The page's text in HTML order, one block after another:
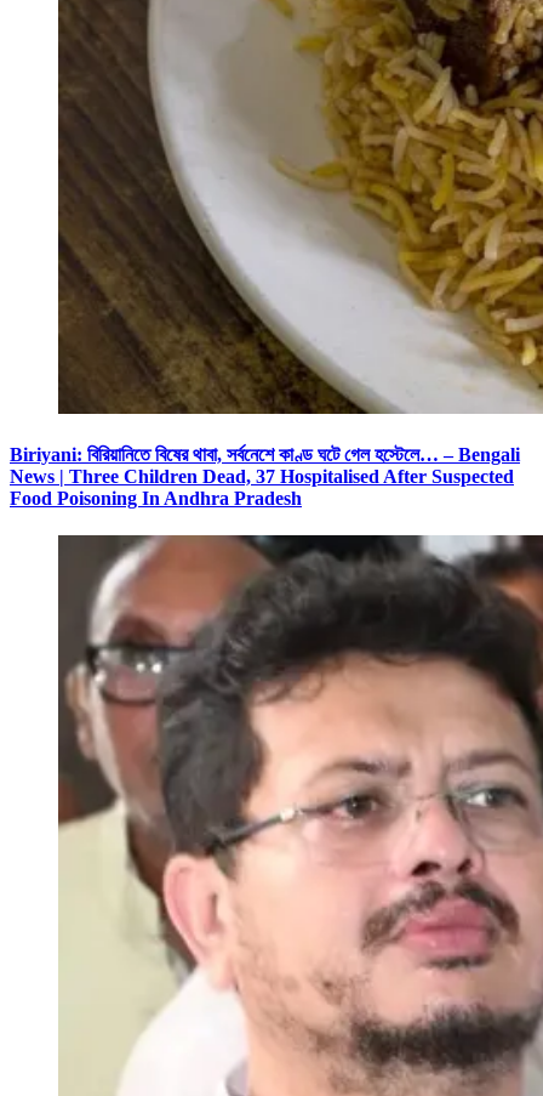
Biriyani: বিরিয়ানিতে বিষের থাবা, সর্বনেশে কাণ্ড ঘটে গেল হস্টেলে… – Bengali
News | Three Children Dead, 37 Hospitalised After Suspected
Food Poisoning In Andhra Pradesh